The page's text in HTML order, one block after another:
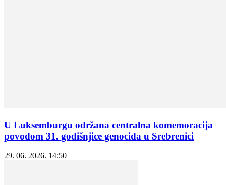
U Luksemburgu održana centralna komemoracija
povodom 31. godišnjice genocida u Srebrenici
29. 06. 2026. 14:50